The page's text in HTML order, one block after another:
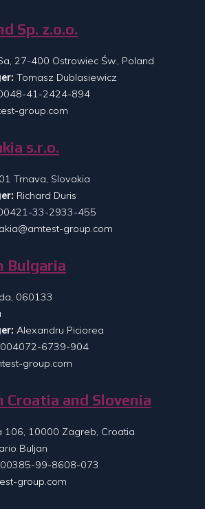
Sp. z.o.o.
27-400 Ostrowiec Św., Poland
Tomasz Dublasiewicz
41-2424-894
group.com
s.r.o.
Trnava, Slovakia
Richard Duris
33-2933-455
group.com
Bulgaria
060133
Alexandru Piciorea
004072-6739-904
group.com
Croatia and Slovenia
106, 10000 Zagreb, Croatia
Buljan
00385-99-8608-073
group.com